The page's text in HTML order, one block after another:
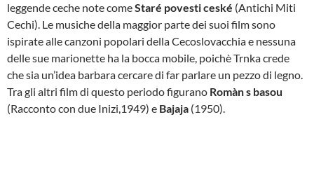
leggende ceche note comeStaré povesti ceské (Antichi Miti
Cechi). Le musiche della maggior parte dei suoi film sono
ispirate alle canzoni popolari della Cecoslovacchia e nessuna
delle sue marionette ha la bocca mobile, poichè Trnka crede
che sia un’idea barbara cercare di far parlare un pezzo di legno.
Tra gli altri film di questo periodo figurano Romàn s basou
(Racconto con due Inizi,1949) e Bajaja (1950).